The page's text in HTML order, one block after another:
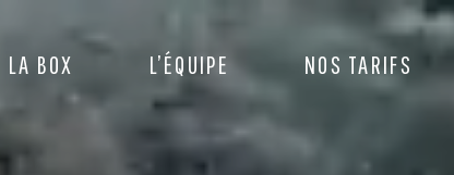
LA BOX L’ÉQUIPE NOS TARIFS